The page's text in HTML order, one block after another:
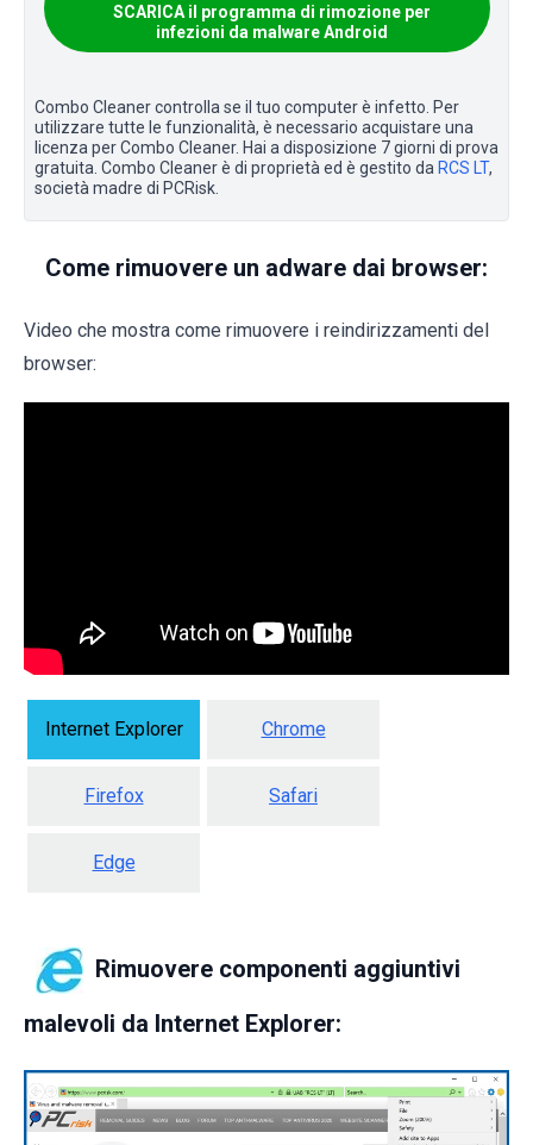
SCARICA il programma di rimozione per
infezioni da malware Android
Combo Cleaner controlla se il tuo computer è infetto. Per
utilizzare tutte le funzionalità, è necessario acquistare una
licenza per Combo Cleaner. Hai a disposizione 7 giorni di prova
gratuita. Combo Cleaner è di proprietà ed è gestito da RCS LT,
società madre di PCRisk.
Come rimuovere un adware dai browser:
Video che mostra come rimuovere i reindirizzamenti del
browser:
Internet Explorer Chrome
Firefox Safari
Edge
Rimuovere componenti aggiuntivi
malevoli da Internet Explorer: